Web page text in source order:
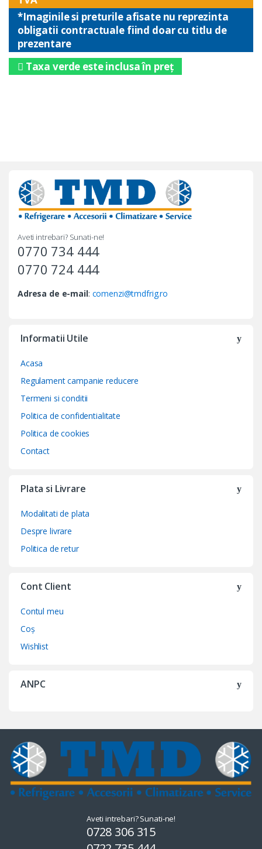
*Imaginile si preturile afisate nu reprezinta
obligatii contractuale fiind doar cu titlu de
prezentare
Taxa verde este inclusa în preț
Aveti intrebari? Sunati-ne!
0770 734 444
0770 724 444
Adresa de e-mail: comenzi@tmdfrig.ro
Informatii Utile
Acasa
Regulament campanie reducere
Termeni si conditii
Politica de confidentialitate
Politica de cookies
Contact
Plata si Livrare
Modalitati de plata
Despre livrare
Politica de retur
Cont Client
Contul meu
Coș
Wishlist
ANPC
Aveti intrebari? Sunati-ne!
0728 306 315